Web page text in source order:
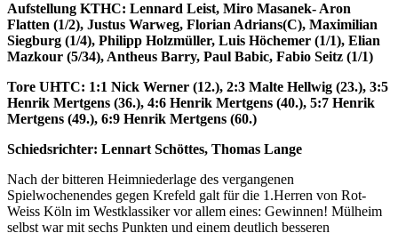
Aufstellung KTHC: Lennard Leist, Miro Masanek- Aron
Flatten (1/2), Justus Warweg, Florian Adrians(C), Maximilian
Siegburg (1/4), Philipp Holzmüller, Luis Höchemer (1/1), Elian
Mazkour (5/34), Antheus Barry, Paul Babic, Fabio Seitz (1/1)
Tore UHTC: 1:1 Nick Werner (12.), 2:3 Malte Hellwig (23.), 3:5
Henrik Mertgens (36.), 4:6 Henrik Mertgens (40.), 5:7 Henrik
Mertgens (49.), 6:9 Henrik Mertgens (60.)
Schiedsrichter: Lennart Schöttes, Thomas Lange
Nach der bitteren Heimniederlage des vergangenen
Spielwochenendes gegen Krefeld galt für die 1.Herren von Rot-
Weiss Köln im Westklassiker vor allem eines: Gewinnen! Mülheim
selbst war mit sechs Punkten und einem deutlich besseren